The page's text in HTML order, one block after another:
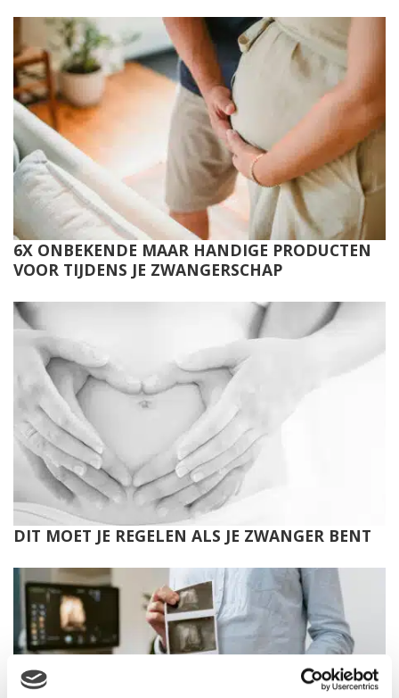
6X ONBEKENDE MAAR HANDIGE PRODUCTEN
VOOR TIJDENS JE ZWANGERSCHAP
DIT MOET JE REGELEN ALS JE ZWANGER BENT